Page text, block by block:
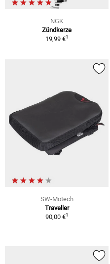
NGK
Zündkerze
19,99 €1
SW-Motech
Traveller
90,00 €1